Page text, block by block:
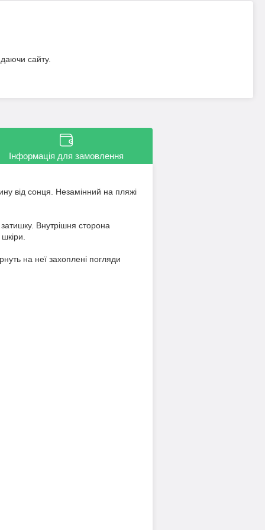
сайту.
Інформація для замовлення
від сонця. Незамінний на пляжі
Внутрішня сторона
на неї захоплені погляди